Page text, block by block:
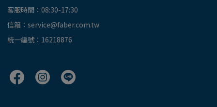
客服時間：08:30-17:30
信箱：service@faber.com.tw
統一編號：16218876